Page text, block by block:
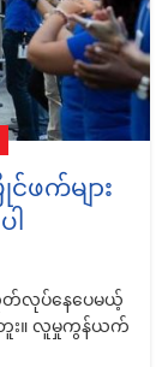
ဖက်များ
ါ
တ်လုပ်နေပေမယ့်
း။ လူမှုကွန်ယက်